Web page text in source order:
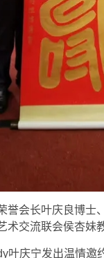
誉会长叶庆良博士
术交流联会侯杏妹
叶庆宁发出温情